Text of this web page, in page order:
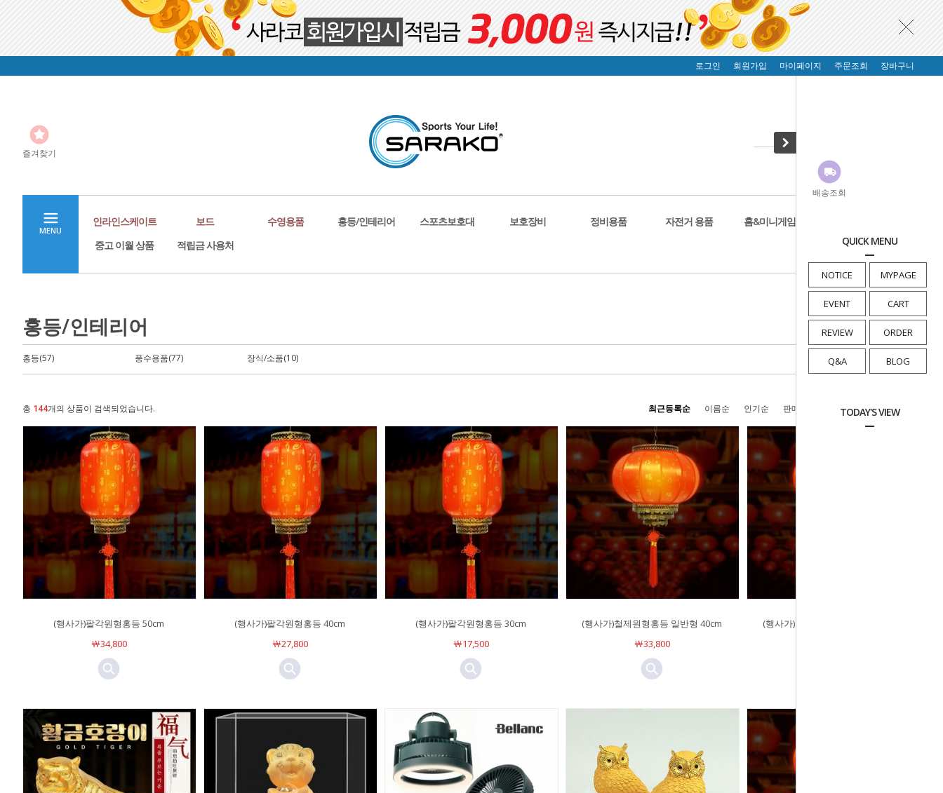
배송조회
QUICK MENU
NOTICE MYPAGE
EVENT CART
REVIEW ORDER
Q&A BLOG
TODAY'S VIEW
로그인 회원가입 마이페이지 주문조회 장바구니
즐겨찾기
MENU
인라인스케이트 보드 수영용품 홍등/인테리어 스포츠보호대 보호장비 정비용품 자전거 용품 홈&미니게임
중고 이월 상품
적립금 사용처
· HOME>홍등/인테리어
홍등/인테리어
홍등(57) 풍수용품(77) 장식/소품(10)
총 144개의 상품이 검색되었습니다. 최근등록순 이름순 인기순 판매순 높은가격순 낮은가격순
(행사가)팔각원형홍등 50cm
￦34,800
(행사가)팔각원형홍등 40cm
￦27,800
(행사가)팔각원형홍등 30cm
￦17,500
(행사가)철제원형홍등 일반형 40cm
￦33,800
(행사가)철제원형홍등 일반형 30cm